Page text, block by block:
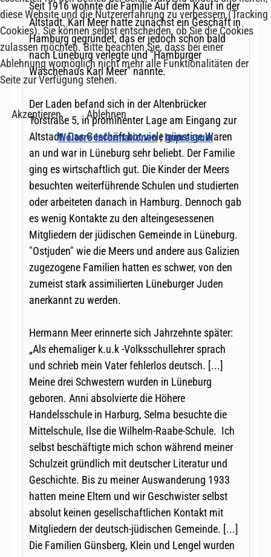
diese Website und die Nutzererfahrung zu verbessern (Tracking
Cookies). Sie können selbst entscheiden, ob Sie die Cookies
zulassen möchten. Bitte beachten Sie, dass bei einer
Ablehnung womöglich nicht mehr alle Funktionalitäten der
Seite zur Verfügung stehen.
Akzeptieren
Ablehnen
Weitere Informationen|Impressum